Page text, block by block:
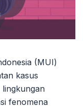
(MUI)
kasus
lingkungan
fenomena